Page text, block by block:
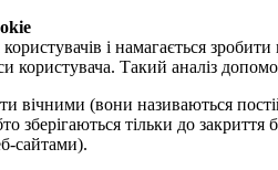
і намагається
користувача. Такий аналіз
вічними (вони називаються
зберігаються тільки до
сайтами).